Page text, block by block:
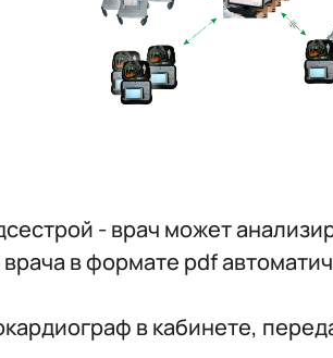
- врач может
в формате pdf
в кабинете,